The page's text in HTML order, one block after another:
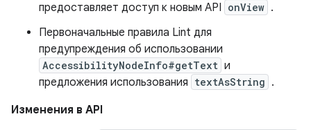
предоставляет доступ к новым API onView .
Первоначальные правила Lint для
предупреждения об использовании
AccessibilityNodeInfo#getText и
предложения использования textAsString .
Изменения в API